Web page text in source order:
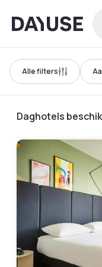
Dayuse
Alle filters
Daghotels